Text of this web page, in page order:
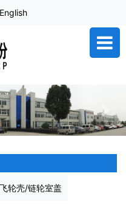
English
Next
飞轮壳/链轮室盖